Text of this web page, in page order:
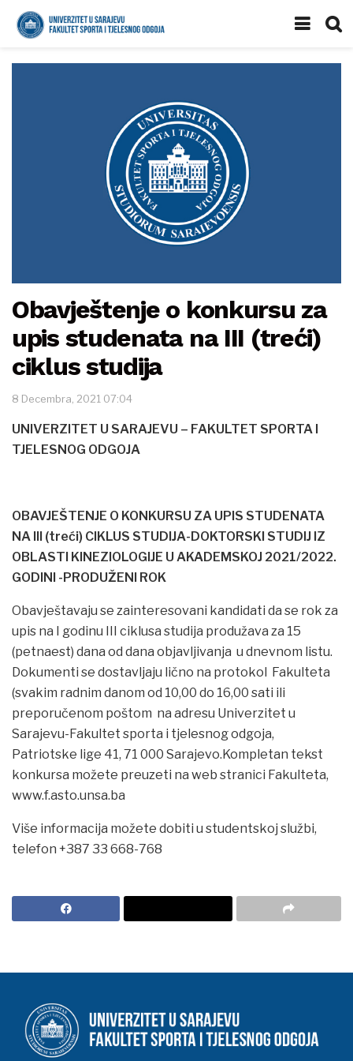
Obavještenje o konkursu za
upis studenata na III (treći)
ciklus studija
8 Decembra, 2021 07:04
UNIVERZITET U SARAJEVU – FAKULTET SPORTA I
TJELESNOG ODGOJA
OBAVJEŠTENJE O KONKURSU ZA UPIS STUDENATA
NA III (treći) CIKLUS STUDIJA-DOKTORSKI STUDIJ IZ
OBLASTI KINEZIOLOGIJE U AKADEMSKOJ 2021/2022.
GODINI -PRODUŽENI ROK
Obavještavaju se zainteresovani kandidati da se rok za
upis na I godinu III ciklusa studija produžava za 15
(petnaest) dana od dana objavljivanja u dnevnom listu.
Dokumenti se dostavljaju lično na protokol Fakulteta
(svakim radnim danom od 10,00 do 16,00 sati ili
preporučenom poštom na adresu Univerzitet u
Sarajevu-Fakultet sporta i tjelesnog odgoja,
Patriotske lige 41, 71 000 Sarajevo.Kompletan tekst
konkursa možete preuzeti na web stranici Fakulteta,
www.f.asto.unsa.ba
Više informacija možete dobiti u studentskoj službi,
telefon +387 33 668-768